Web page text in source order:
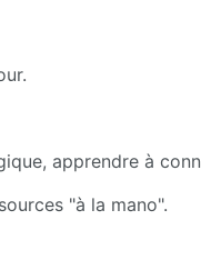
apprendre à
"à la mano".